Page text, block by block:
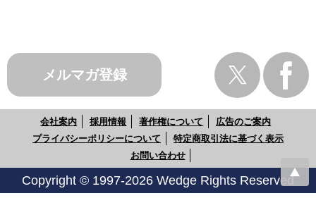
メルマガ登録
会社案内 採用情報 著作権について
広告のご案内
プライバシーポリシーについて
特定商取引法に基づく表示
お問い合わせ
Copyright © 1997-2026 Wedge Rights Reserved